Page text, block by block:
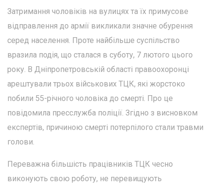
Затримання чоловіків на вулицях та їх примусове
відправлення до армії викликали значне обурення
серед населення. Проте найбільше суспільство
вразила подія, що сталася в суботу, 7 лютого цього
року. В Дніпропетровській області правоохоронці
арештували трьох військових ТЦК, які жорстоко
побили 55-річного чоловіка до смерті. Про це
повідомила пресслужба поліції. Згідно з висновком
експертів, причиною смерті потерпілого стали травми
голови.
Переважна більшість працівників ТЦК чесно
виконують свою роботу, не перевищують